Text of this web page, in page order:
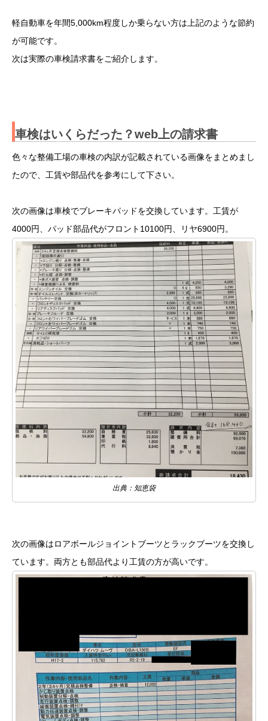
軽自動車を年間5,000km程度しか乗らない方は上記のような節約
が可能です。
次は実際の車検請求書をご紹介します。
車検はいくらだった？web上の請求書
色々な整備工場の車検の内訳が記載されている画像をまとめまし
たので、工賃や部品代を参考にして下さい。
次の画像は車検でブレーキパッドを交換しています。工賃が
4000円、パッド部品代がフロント10100円、リヤ6900円。
出典：知恵袋
次の画像はロアボールジョイントブーツとラックブーツを交換し
ています。両方とも部品代より工賃の方が高いです。